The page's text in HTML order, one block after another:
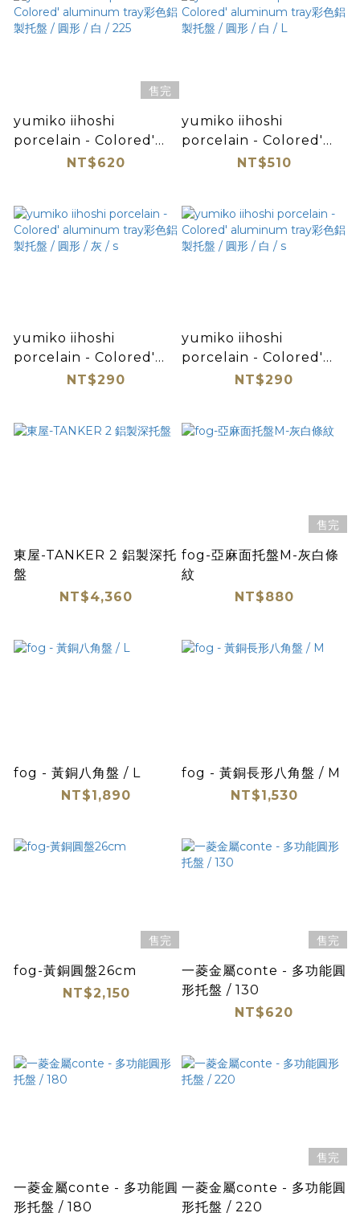
售完
yumiko iihoshi
porcelain - Colored'
aluminum tray彩色鋁製
NT$620
yumiko iihoshi
porcelain - Colored'
aluminum tray彩色鋁製
NT$510
yumiko iihoshi
porcelain - Colored'
aluminum tray彩色鋁製
NT$290
yumiko iihoshi
porcelain - Colored'
aluminum tray彩色鋁製
NT$290
東屋-TANKER 2 鋁製深托
盤
NT$4,360
售完
fog-亞麻面托盤M-灰白條
紋
NT$880
fog - 黃銅八角盤 / L
NT$1,890
fog - 黃銅長形八角盤 / M
NT$1,530
售完
fog-黃銅圓盤26cm
NT$2,150
售完
一菱金屬conte - 多功能圓
形托盤 / 130
NT$620
一菱金屬conte - 多功能圓
形托盤 / 180
售完
一菱金屬conte - 多功能圓
形托盤 / 220